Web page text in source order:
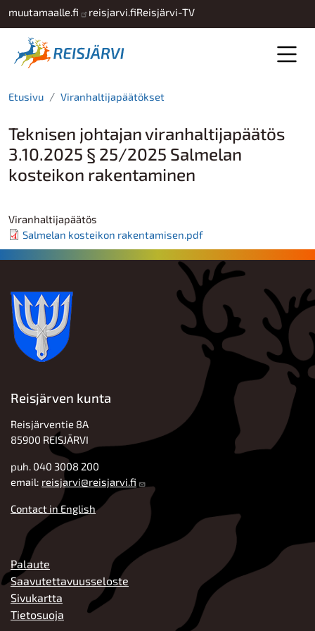
Hyppää pääsisältöön
muutamaalle.fi reisjarvi.fiReisjärvi-TV
Etusivu Viranhaltijapäätökset
Teknisen johtajan viranhaltijapäätös
3.10.2025 § 25/2025 Salmelan
kosteikon rakentaminen
Viranhaltijapäätös
Salmelan kosteikon rakentamisen.pdf
Reisjärven kunta
Reisjärventie 8A
85900 REISJÄRVI
puh. 040 3008 200
email: reisjarvi@reisjarvi.fi
Contact in English
ALATUNNISTE
Palaute
Saavutettavuusseloste
Sivukartta
Tietosuoja